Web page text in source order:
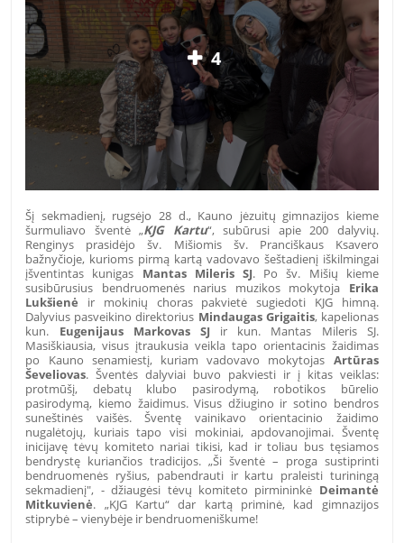
4
Šį sekmadienį, rugsėjo 28 d., Kauno jėzuitų gimnazijos kieme
šurmuliavo šventė „KJG Kartu“,subūrusi apie 200 dalyvių.
Renginys prasidėjo šv. Mišiomis šv. Pranciškaus Ksavero
bažnyčioje, kurioms pirmą kartą vadovavo šeštadienį iškilmingai
įšventintas kunigas Mantas Mileris SJ. Po šv. Mišių kieme
susibūrusius bendruomenės narius muzikos mokytoja Erika
Lukšienė ir mokinių choras pakvietė sugiedoti KJG himną.
Dalyvius pasveikino direktorius Mindaugas Grigaitis, kapelionas
kun. Eugenijaus Markovas SJ ir kun. Mantas Mileris SJ.
Masiškiausia, visus įtraukusia veikla tapo orientacinis žaidimas
po Kauno senamiestį, kuriam vadovavo mokytojas Artūras
Ševeliovas. Šventės dalyviai buvo pakviesti ir į kitas veiklas:
protmūšį, debatų klubo pasirodymą, robotikos būrelio
pasirodymą, kiemo žaidimus. Visus džiugino ir sotino bendros
suneštinės vaišės. Šventę vainikavo orientacinio žaidimo
nugalėtojų, kuriais tapo visi mokiniai, apdovanojimai. Šventę
inicijavę tėvų komiteto nariai tikisi, kad ir toliau bus tęsiamos
bendrystę kuriančios tradicijos. „Ši šventė – proga sustiprinti
bendruomenės ryšius, pabendrauti ir kartu praleisti turiningą
sekmadienį", - džiaugėsi tėvų komiteto pirmininkė Deimantė
Mitkuvienė. „KJG Kartu“ dar kartą priminė, kad gimnazijos
stiprybė – vienybėje ir bendruomeniškume!